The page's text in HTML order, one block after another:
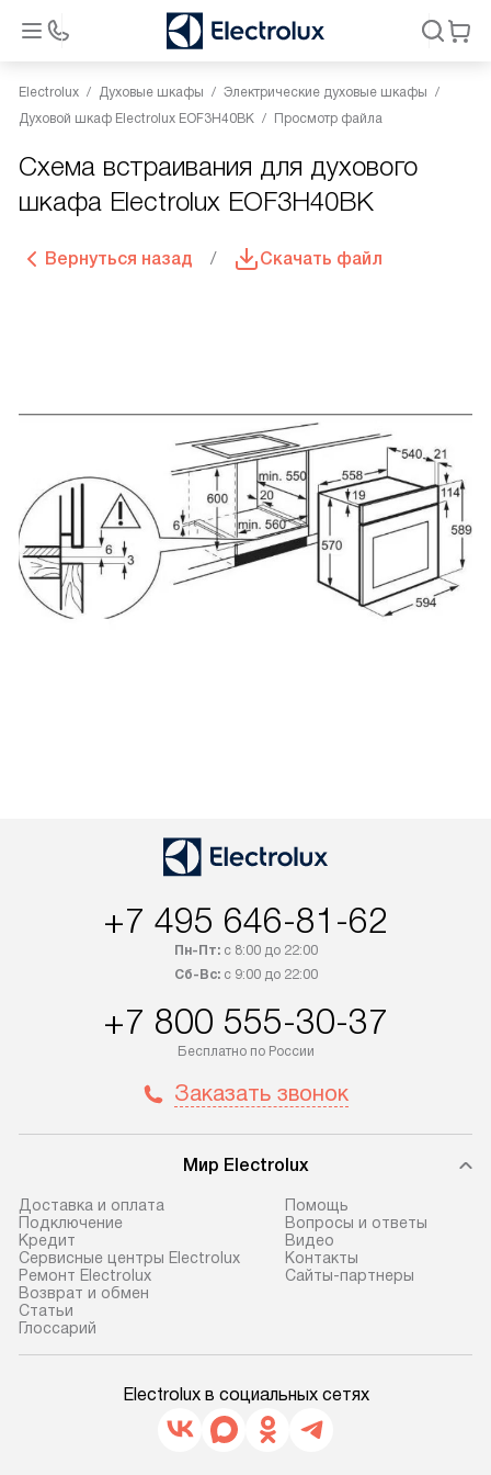
Electrolux Духовые шкафы
Электрические духовые шкафы
Духовой шкаф Electrolux EOF3H40BK
Просмотр файла
Схема встраивания для духового
шкафа Electrolux EOF3H40BK
Вернуться назад Скачать файл
+7 495 646-81-62
Пн-Пт:с 8:00 до 22:00
Сб-Вс:с 9:00 до 22:00
+7 800 555-30-37
Бесплатно по России
Заказать звонок
Мир Electrolux
Доставка и оплата
Подключение
Кредит
Сервисные центры Electrolux
Ремонт Electrolux
Возврат и обмен
Cтатьи
Глоссарий
Помощь
Вопросы и ответы
Видео
Контакты
Сайты-партнеры
Electrolux в социальных сетях